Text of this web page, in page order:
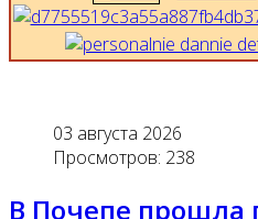
03 августа 2026
Просмотров: 238
В Почепе прошла